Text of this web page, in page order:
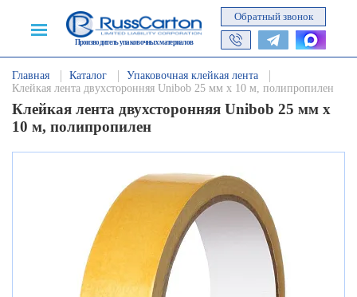
Производитель упаковочных материалов
Обратный звонок
Главная Каталог
Упаковочная клейкая лента
Клейкая лента двухсторонняя Unibob 25 мм х 10 м, полипропилен
Клейкая лента двухсторонняя Unibob 25 мм х
10 м, полипропилен